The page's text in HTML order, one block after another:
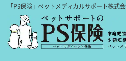
「PS保険」ペットメディカルサポート株式